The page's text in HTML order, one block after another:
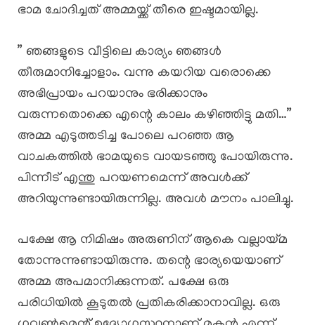
ഭാമ ചോദിച്ചത് അമ്മയ്ക്ക് തീരെ ഇഷ്ടമായില്ല.
” ഞങ്ങളുടെ വീട്ടിലെ കാര്യം ഞങ്ങൾ
തീരുമാനിച്ചോളാം. വന്നു കയറിയ വരൊക്കെ
അഭിപ്രായം പറയാനും ഭരിക്കാനും
വരുന്നതൊക്കെ എന്റെ കാലം കഴിഞ്ഞിട്ടു മതി…”
അമ്മ എടുത്തടിച്ച പോലെ പറഞ്ഞ ആ
വാചകത്തിൽ ഭാമയുടെ വായടഞ്ഞു പോയിരുന്നു.
പിന്നീട് എന്തു പറയണമെന്ന് അവൾക്ക്
അറിയുന്നുണ്ടായിരുന്നില്ല. അവൾ മൗനം പാലിച്ചു.
പക്ഷേ ആ നിമിഷം അരുണിന് ആകെ വല്ലായ്മ
തോന്നുന്നുണ്ടായിരുന്നു. തന്റെ ഭാര്യയെയാണ്
അമ്മ അപമാനിക്കുന്നത്. പക്ഷേ ഒരു
പരിധിയിൽ കൂടുതൽ പ്രതികരിക്കാനാവില്ല. ഒരു